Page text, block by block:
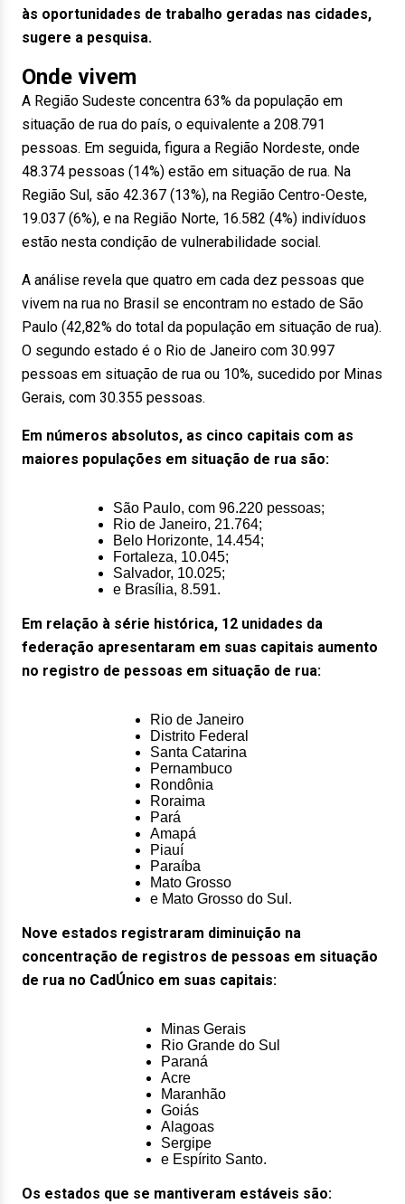
às oportunidades de trabalho geradas nas cidades,
sugere a pesquisa.
Onde vivem
A Região Sudeste concentra 63% da população em
situação de rua do país, o equivalente a 208.791
pessoas. Em seguida, figura a Região Nordeste, onde
48.374 pessoas (14%) estão em situação de rua. Na
Região Sul, são 42.367 (13%), na Região Centro-Oeste,
19.037 (6%), e na Região Norte, 16.582 (4%) indivíduos
estão nesta condição de vulnerabilidade social.
A análise revela que quatro em cada dez pessoas que
vivem na rua no Brasil se encontram no estado de São
Paulo (42,82% do total da população em situação de rua).
O segundo estado é o Rio de Janeiro com 30.997
pessoas em situação de rua ou 10%, sucedido por Minas
Gerais, com 30.355 pessoas.
Em números absolutos, as cinco capitais com as
maiores populações em situação de rua são:
São Paulo, com 96.220 pessoas;
Rio de Janeiro, 21.764;
Belo Horizonte, 14.454;
Fortaleza, 10.045;
Salvador, 10.025;
e Brasília, 8.591.
Em relação à série histórica, 12 unidades da
federação apresentaram em suas capitais aumento
no registro de pessoas em situação de rua:
Rio de Janeiro
Distrito Federal
Santa Catarina
Pernambuco
Rondônia
Roraima
Pará
Amapá
Piauí
Paraíba
Mato Grosso
e Mato Grosso do Sul.
Nove estados registraram diminuição na
concentração de registros de pessoas em situação
de rua no CadÚnico em suas capitais:
Minas Gerais
Rio Grande do Sul
Paraná
Acre
Maranhão
Goiás
Alagoas
Sergipe
e Espírito Santo.
Os estados que se mantiveram estáveis são: